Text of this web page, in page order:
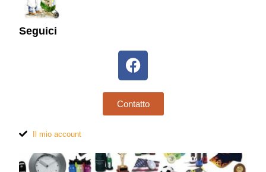
Seguici
Contatto
Il mio account